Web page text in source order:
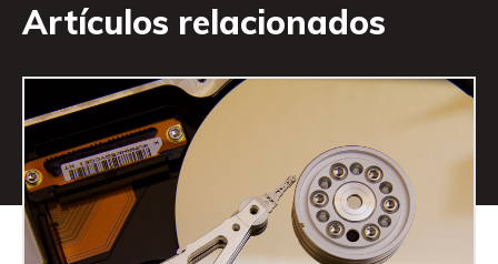
Artículos relacionados